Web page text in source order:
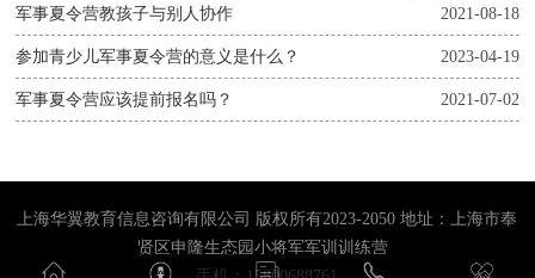
2021-08-18
军事夏令营教孩子与别人协作
2023-04-19
参加青少儿军事夏令营的意义是什么？
2021-07-02
军事夏令营应该提前报名吗？
上海华翼教育信息咨询有限公司 版权所有2023-2050 地址：上海市奉
贤区申隆生态园小将军军训训练营